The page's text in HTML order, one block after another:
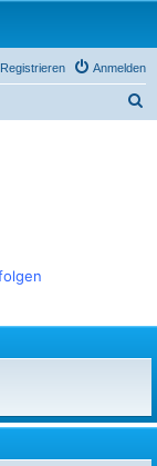
Anmelden
Registrieren